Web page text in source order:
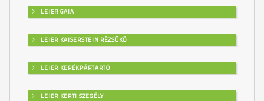
LEIER GAIA
LEIER KAISERSTEIN RÉZSŰKŐ
LEIER KERÉKPÁRTARTÓ
LEIER KERTI SZEGÉLY